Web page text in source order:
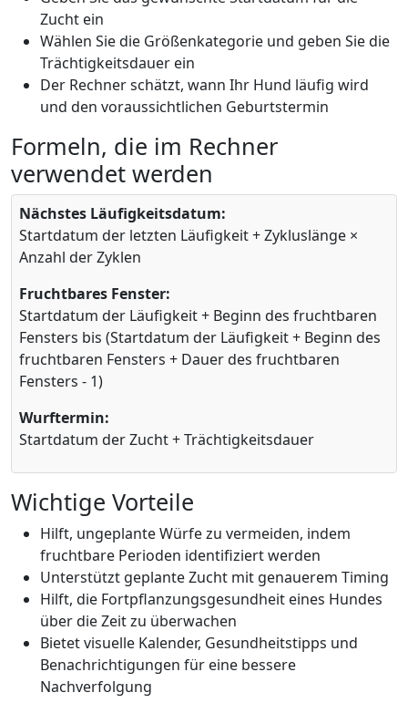
Zucht ein
Wählen Sie die Größenkategorie und geben Sie die
Trächtigkeitsdauer ein
Der Rechner schätzt, wann Ihr Hund läufig wird
und den voraussichtlichen Geburtstermin
Formeln, die im Rechner
verwendet werden
Nächstes Läufigkeitsdatum:
Startdatum der letzten Läufigkeit + Zykluslänge ×
Anzahl der Zyklen
Fruchtbares Fenster:
Startdatum der Läufigkeit + Beginn des fruchtbaren
Fensters bis (Startdatum der Läufigkeit + Beginn des
fruchtbaren Fensters + Dauer des fruchtbaren
Fensters - 1)
Wurftermin:
Startdatum der Zucht + Trächtigkeitsdauer
Wichtige Vorteile
Hilft, ungeplante Würfe zu vermeiden, indem
fruchtbare Perioden identifiziert werden
Unterstützt geplante Zucht mit genauerem Timing
Hilft, die Fortpflanzungsgesundheit eines Hundes
über die Zeit zu überwachen
Bietet visuelle Kalender, Gesundheitstipps und
Benachrichtigungen für eine bessere
Nachverfolgung